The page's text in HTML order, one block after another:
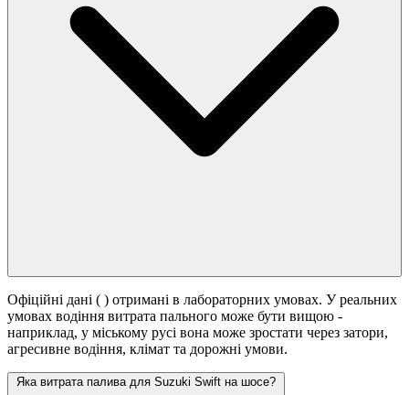
Офіційні дані ( ) отримані в лабораторних умовах. У реальних
умовах водіння витрата пального може бути вищою -
наприклад, у міському русі вона може зростати через затори,
агресивне водіння, клімат та дорожні умови.
Яка витрата палива для Suzuki Swift на шосе?